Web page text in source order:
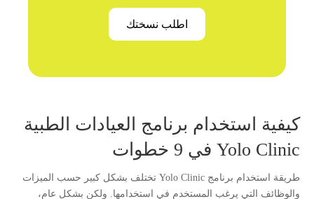
اطلب نسختك
كيفية استخدام برنامج العيادات الطبية
Yolo Clinic في 9 خطوات
طريقة استخدام برنامج Yolo Clinic تختلف بشكل كبير حسب الميزات
والوظائف التي يرغب المستخدم في استخدامها. ولكن بشكل عام،